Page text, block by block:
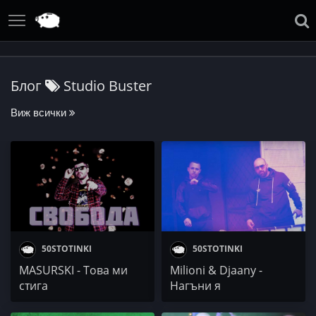
Блог Studio Buster
Виж всички
50STOTINKI
MASURSKI - Това ми
стига
50STOTINKI
Milioni & Djaany -
Нагъни я